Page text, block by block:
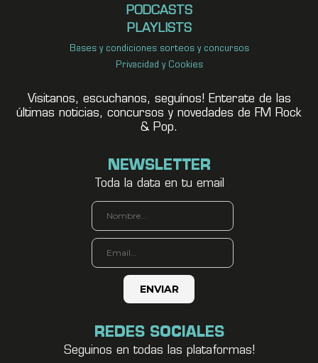
PODCASTS
PLAYLISTS
Bases y condiciones sorteos y concursos
Privacidad y Cookies
Visitanos, escuchanos, seguínos! Enterate de las
últimas noticias, concursos y novedades de FM Rock
& Pop.
NEWSLETTER
Toda la data en tu email
REDES SOCIALES
Seguinos en todas las plataformas!